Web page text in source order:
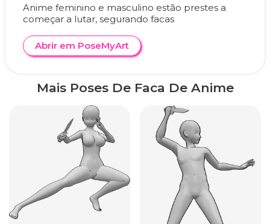
Anime feminino e masculino estão prestes a
começar a lutar, segurando facas
Abrir em PoseMyArt
Mais Poses De Faca De Anime